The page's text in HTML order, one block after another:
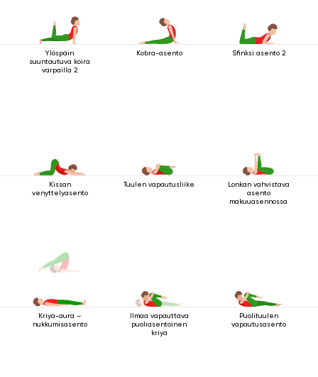
Ylöspäin
suuntautuva koira
varpailla 2
Kobra-asento Sfinksi asento 2
Kissan
venyttelyasento
Tuulen vapautusliike
Lonkan vahvistava
asento
makuuasennossa
Kriya-aura –
nukkumisasento
Ilmaa vapauttava
puoliasentoinen
kriya
Puolituulen
vapautusasento